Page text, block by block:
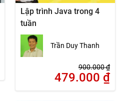
Lập trình Java trong 4
tuần
Trần Duy Thanh
900.000₫
479.000 ₫